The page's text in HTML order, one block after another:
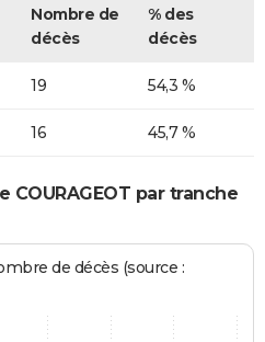
Nombre de
décès
% des
décès
19 54,3 %
16 45,7 %
par tranche
de décès (source :